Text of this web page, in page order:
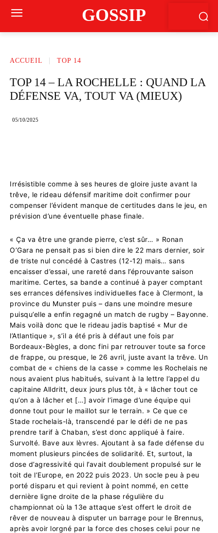
GOSSIP
ACCUEIL TOP 14
TOP 14 – LA ROCHELLE : QUAND LA
DÉFENSE VA, TOUT VA (MIEUX)
05/10/2025
Irrésistible comme à ses heures de gloire juste avant la
trêve, le rideau défensif maritime doit confirmer pour
compenser l’évident manque de certitudes dans le jeu, en
prévision d’une éventuelle phase finale.
« Ça va être une grande pierre, c’est sûr… » Ronan
O’Gara ne pensait pas si bien dire le 22 mars dernier, soir
de triste nul concédé à Castres (12-12) mais… sans
encaisser d’essai, une rareté dans l’éprouvante saison
maritime. Certes, sa bande a continué à payer comptant
ses errances défensives individuelles face à Clermont, la
province du Munster puis – dans une moindre mesure
puisqu’elle a enfin regagné un match de rugby – Bayonne.
Mais voilà donc que le rideau jadis baptisé « Mur de
l’Atlantique », s’il a été pris à défaut une fois par
Bordeaux-Bègles, a donc fini par retrouver toute sa force
de frappe, ou presque, le 26 avril, juste avant la trêve. Un
combat de « chiens de la casse » comme les Rochelais ne
nous avaient plus habitués, suivant à la lettre l’appel du
capitaine Alldritt, deux jours plus tôt, à « lâcher tout ce
qu’on a à lâcher et […] avoir l’image d’une équipe qui
donne tout pour le maillot sur le terrain. » Ce que ce
Stade rochelais-là, transcendé par le défi de ne pas
prendre tarif à Chaban, s’est donc appliqué à faire.
Survolté. Bave aux lèvres. Ajoutant à sa fade défense du
moment plusieurs pincées de solidarité. Et, surtout, la
dose d’agressivité qui l’avait doublement propulsé sur le
toit de l’Europe, en 2022 puis 2023. Un socle peu à peu
porté disparu et qui revient à point nommé, en cette
dernière ligne droite de la phase régulière du
championnat où la 13e attaque s’est offert le droit de
rêver de nouveau à disputer un barrage pour le Brennus,
après avoir lorgné par la force des choses celui pour ne